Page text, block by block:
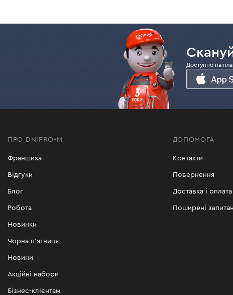
Доступно на
ПРО DNIPRO-M
Франшиза
Відгуки
Блог
Робота
Новинки
Чорна п'ятниця
Новини
Акційні набори
Бізнес-клієнтам
ДОПОМОГА
Контакти
Повернення
Доставка і оплата
Поширені